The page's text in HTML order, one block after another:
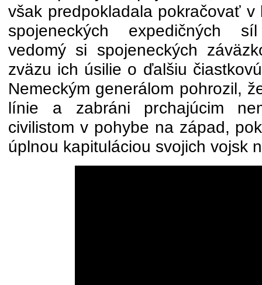
však predpokladala pokračovať v
spojeneckých expedičných
vedomý si spojeneckých
zväzu ich úsilie o ďalšiu
Nemeckým generálom pohrozil,
línie a zabráni prchajúcim
civilistom v pohybe na západ,
úplnou kapituláciou svojich vojsk